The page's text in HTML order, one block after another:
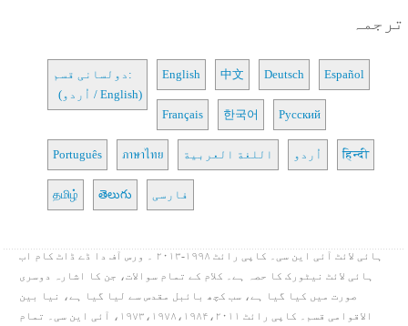
ترجمہ
دولسانی قسم:
(اُردو / English)
English 中文 Deutsch Español
Français 한국어 Русский
Português ภาษาไทย اللغة العربية اُردو हिन्दी
தமிழ் తెలుగు فارسی
ہائی لائٹ آئی این سی۔ کاپی رائٹ ۱۹۹۸-۲۰۱۳ ۔ ورس آف دا ڈے ڈاٹ کام اب
ہائی لائٹ نیٹورک کا حصہ ہے۔ کلام کے تمام سوالات، جن کا اشارہ دوسری
صورت میں کیا گیا ہے، سب کچھ بائبل مقدس سے لیا گیا ہے، نیا بین
الاقوامی قسم۔ کاپی رائٹ ۱۹۷۳،۱۹۷۸،۱۹۸۴،۲۰۱۱، آئی این سی۔ تمام